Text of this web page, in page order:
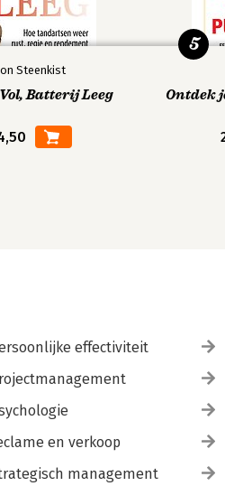
Steenkist
Batterij Leeg Ontdek
5
effectiviteit
en verkoop
management